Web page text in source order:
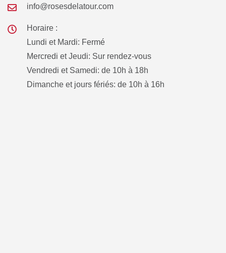
info@rosesdelatour.com
Horaire :
Lundi et Mardi: Fermé
Mercredi et Jeudi: Sur rendez-vous
Vendredi et Samedi: de 10h à 18h
Dimanche et jours fériés: de 10h à 16h